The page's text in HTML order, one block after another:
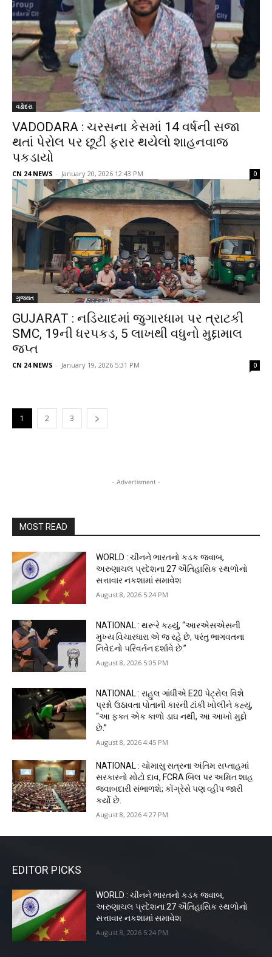
વડોદરા
VADODARA : ચરસના કેસમાં 14 વર્ષની સજા
થતાં પેરોલ પર છૂટી ફરાર થયેલો શાહનવાજ
પકડાયો
CN 24 NEWS - January 20, 2026 12:43 PM 0
ગુજરાત
GUJARAT : નડિયાદમાં જુગારધામ પર ત્રાટકી
SMC, 19ની ધરપકડ, 5 લાખથી વધુનો મુદ્દામાલ
જપ્ત
CN 24 NEWS - January 19, 2026 5:31 PM 0
1 2 3
- Advertisment -
MOST READ
WORLD : ચીનને ભારતનો કડક જવાબ,
અરુણાચલ પ્રદેશના 27 ઐતિહાસિક સ્થળોનો
સત્તાવાર નકશામાં સમાવેશ
August 8, 2026 5:24 PM
NATIONAL : થરૂરે કહ્યું, “આરએસએસની
મુખ્ય વિચારધારા એ જ રહે છે, પરંતુ ભાગવતના
નિવેદનો પરિવર્તન દર્શાવે છે.”
August 8, 2026 5:05 PM
NATIONAL : રાહુલ ગાંધીએ E20 પેટ્રોલ વિશે
પ્રશ્નો ઉઠાવતા પોતાની કારની ટાંકી ખોલીને કહ્યું,
“આ ફક્ત એક કાળો ડાઘ નથી, આ આખો મુદ્દો
છે.”
August 8, 2026 4:45 PM
NATIONAL : ચોમાસુ સત્રના અંતિમ સપ્તાહમાં
સરકારનો મોટો દાવ, FCRA બિલ પર અમિત શાહ
જવાબદારી સંભાળશે; કોંગ્રેસે પણ વ્હીપ જારી
કર્યો છે.
August 8, 2026 4:27 PM
EDITOR PICKS
WORLD : ચીનને ભારતનો કડક જવાબ,
અરુણાચલ પ્રદેશના 27 ઐતિહાસિક સ્થળોનો
સત્તાવાર નકશામાં સમાવેશ
August 8, 2026 5:24 PM